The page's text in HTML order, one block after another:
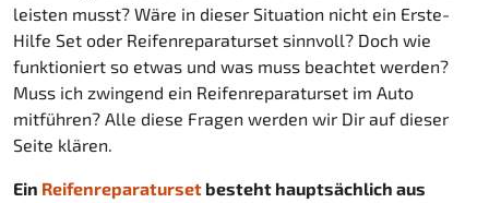
leisten musst? Wäre in dieser Situation nicht ein Erste-
Hilfe Set oder Reifenreparaturset sinnvoll? Doch wie
funktioniert so etwas und was muss beachtet werden?
Muss ich zwingend ein Reifenreparaturset im Auto
mitführen? Alle diese Fragen werden wir Dir auf dieser
Seite klären.
Ein Reifenreparaturset besteht hauptsächlich aus